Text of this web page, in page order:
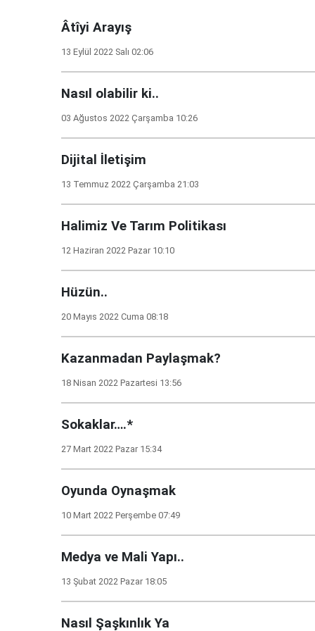
Âtîyi Arayış
13 Eylül 2022 Salı 02:06
Nasıl olabilir ki..
03 Ağustos 2022 Çarşamba 10:26
Dijital İletişim
13 Temmuz 2022 Çarşamba 21:03
Halimiz Ve Tarım Politikası
12 Haziran 2022 Pazar 10:10
Hüzün..
20 Mayıs 2022 Cuma 08:18
Kazanmadan Paylaşmak?
18 Nisan 2022 Pazartesi 13:56
Sokaklar….*
27 Mart 2022 Pazar 15:34
Oyunda Oynaşmak
10 Mart 2022 Perşembe 07:49
Medya ve Mali Yapı..
13 Şubat 2022 Pazar 18:05
Nasıl Şaşkınlık Ya